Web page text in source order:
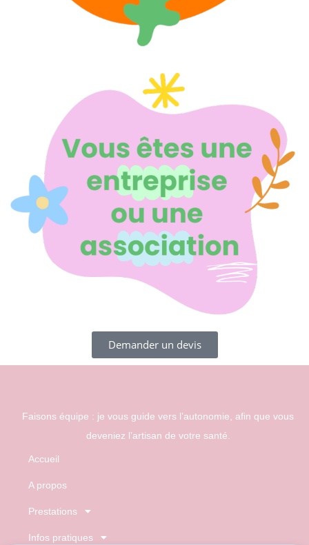
Demander un devis
Faisons équipe : je vous guide vers l’autonomie, afin que vous
deveniez l’artisan de votre santé.
Accueil
A propos
Prestations
Infos pratiques